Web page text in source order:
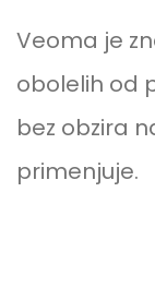
Veoma je
obolelih od
bez obzira
primenjuje.